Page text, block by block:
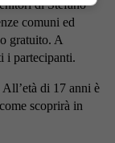
di Stefano
comuni ed
gratuito. A
i partecipanti.
di 17 anni è
scoprirà in